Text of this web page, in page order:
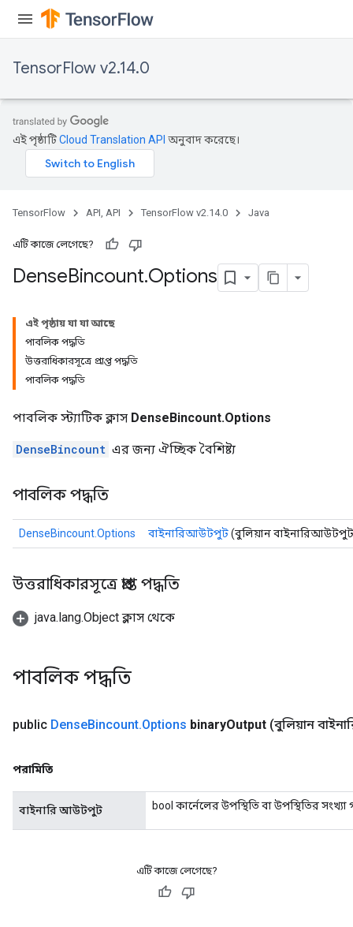
TensorFlow v2.14.0
এই পৃষ্ঠাটিCloud Translation API অনুবাদ করেছে।
TensorFlow API, API TensorFlow v2.14.0 Java
এটি কাজে লেগেছে?
DenseBincount.Options
এই পৃষ্ঠায় যা যা আছে
পাবলিক পদ্ধতি
উত্তরাধিকারসূত্রে প্রাপ্ত পদ্ধতি
পাবলিক পদ্ধতি
পাবলিক স্ট্যাটিক ক্লাস DenseBincount.Options
DenseBincount এর জন্য ঐচ্ছিক বৈশিষ্ট্য
পাবলিক পদ্ধতি
DenseBincount.Options বাইনারিআউটপুট(বুলিয়ান
উত্তরাধিকারসূত্রে প্রাপ্ত পদ্ধতি
java.lang.Object ক্লাস থেকে
পাবলিক পদ্ধতি
public DenseBincount.Options binaryOutput (বুলিয়ান
পরামিতি
বাইনারি আউটপুট bool কার্নেলের উপস্থিতি বা উপস্থিতির
এটি কাজে লেগেছে?